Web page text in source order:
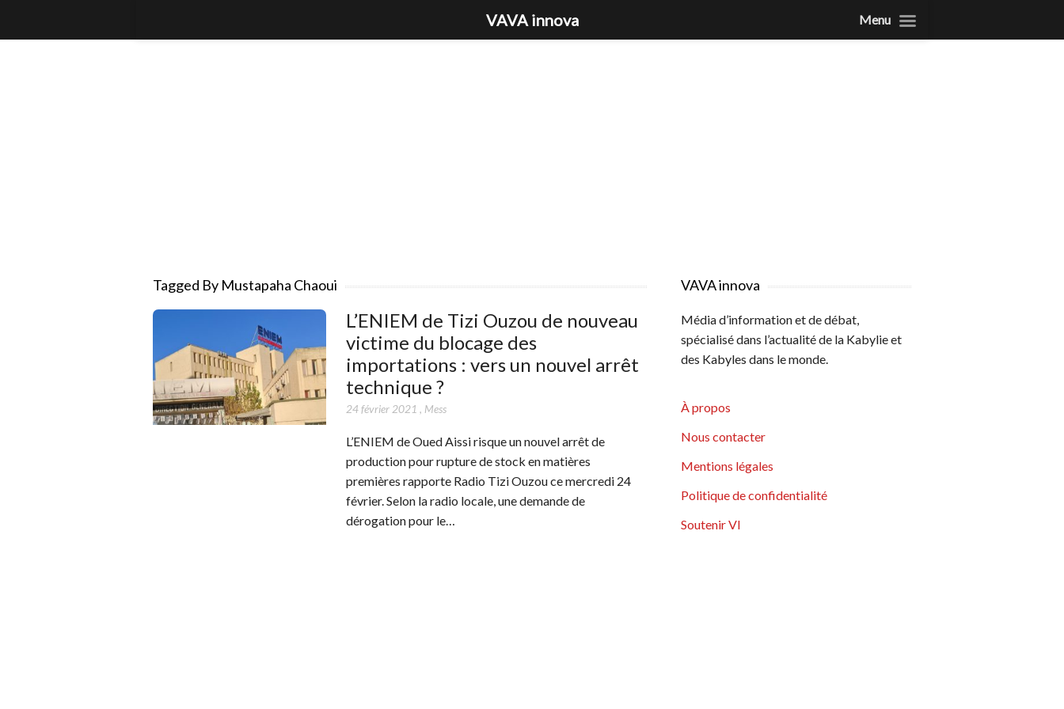
Tagged By Mustapaha Chaoui
L’ENIEM de Tizi Ouzou de nouveau
victime du blocage des
importations : vers un nouvel arrêt
technique ?
24 février 2021 , Mess
L’ENIEM de Oued Aissi risque un nouvel arrêt de
production pour rupture de stock en matières
premières rapporte Radio Tizi Ouzou ce mercredi 24
février. Selon la radio locale, une demande de
dérogation pour le…
VAVA innova
Média d’information et de débat,
spécialisé dans l’actualité de la Kabylie et
des Kabyles dans le monde.
À propos
Nous contacter
Mentions légales
Politique de confidentialité
Soutenir VI
VAVA innova Menu